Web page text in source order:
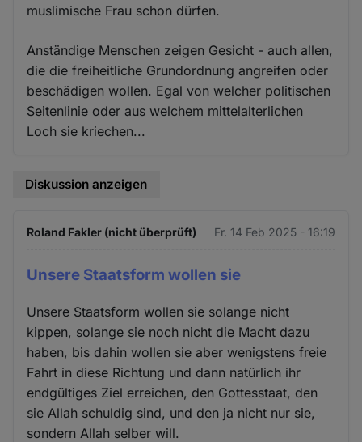
muslimische Frau schon dürfen.
Anständige Menschen zeigen Gesicht - auch allen,
die die freiheitliche Grundordnung angreifen oder
beschädigen wollen. Egal von welcher politischen
Seitenlinie oder aus welchem mittelalterlichen
Loch sie kriechen...
Diskussion anzeigen
Roland Fakler (nicht überprüft) Fr. 14 Feb 2025 - 16:19
Unsere Staatsform wollen sie
Unsere Staatsform wollen sie solange nicht
kippen, solange sie noch nicht die Macht dazu
haben, bis dahin wollen sie aber wenigstens freie
Fahrt in diese Richtung und dann natürlich ihr
endgültiges Ziel erreichen, den Gottesstaat, den
sie Allah schuldig sind, und den ja nicht nur sie,
sondern Allah selber will.